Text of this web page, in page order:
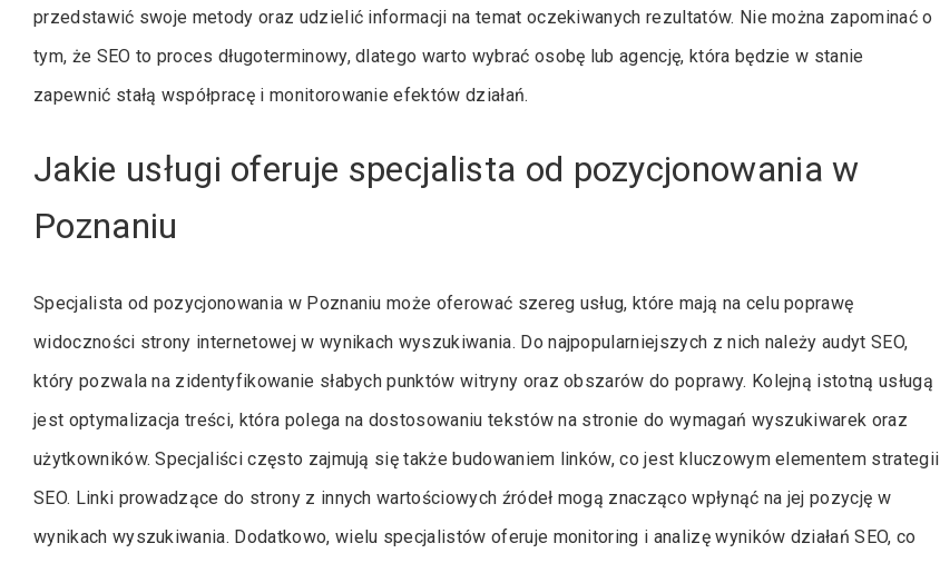
przedstawić swoje metody oraz udzielić informacji na temat oczekiwanych rezultatów. Nie można zapominać o
tym, że SEO to proces długoterminowy, dlatego warto wybrać osobę lub agencję, która będzie w stanie
zapewnić stałą współpracę i monitorowanie efektów działań.
Jakie usługi oferuje specjalista od pozycjonowania w
Poznaniu
Specjalista od pozycjonowania w Poznaniu może oferować szereg usług, które mają na celu poprawę
widoczności strony internetowej w wynikach wyszukiwania. Do najpopularniejszych z nich należy audyt SEO,
który pozwala na zidentyfikowanie słabych punktów witryny oraz obszarów do poprawy. Kolejną istotną usługą
jest optymalizacja treści, która polega na dostosowaniu tekstów na stronie do wymagań wyszukiwarek oraz
użytkowników. Specjaliści często zajmują się także budowaniem linków, co jest kluczowym elementem strategii
SEO. Linki prowadzące do strony z innych wartościowych źródeł mogą znacząco wpłynąć na jej pozycję w
wynikach wyszukiwania. Dodatkowo, wielu specjalistów oferuje monitoring i analizę wyników działań SEO, co